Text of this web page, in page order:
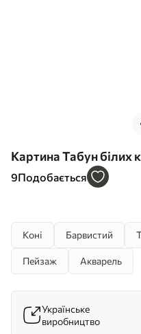
Картина Табун білих
мілководдю, на тлі
9Подобається
Коні Барвистий
Пейзаж Акварель
Українське
виробництво